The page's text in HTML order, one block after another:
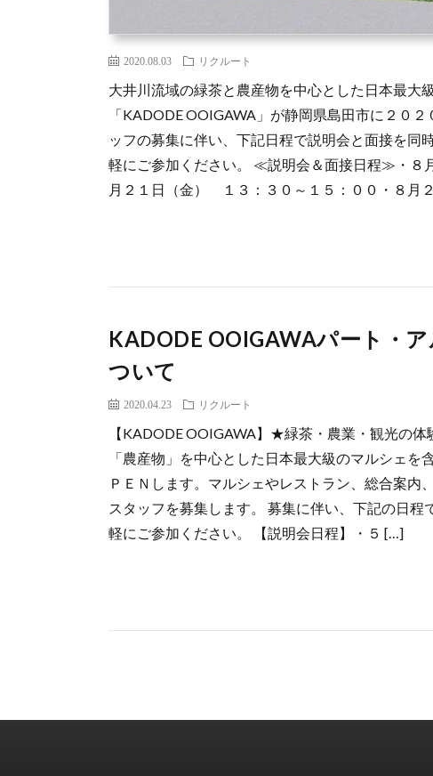
2020.08.03 リクルート
大井川流域の緑茶と農産物を中心とした日本最大
「KADODE OOIGAWA」が静岡県島田市に２０
ッフの募集に伴い、下記日程で説明会と面接を同
軽にご参加ください。 ≪説明会＆面接日程≫・８
月２１日（金） １３：３０～１５：００・８月
KADODE OOIGAWAパート・
ついて
2020.04.23 リクルート
【KADODE OOIGAWA】★緑茶・農業・観光の
「農産物」を中心とした日本最大級のマルシェ
ＰＥＮします。マルシェやレストラン、総合案
スタッフを募集します。 募集に伴い、下記の日
軽にご参加ください。 【説明会日程】・５ […]